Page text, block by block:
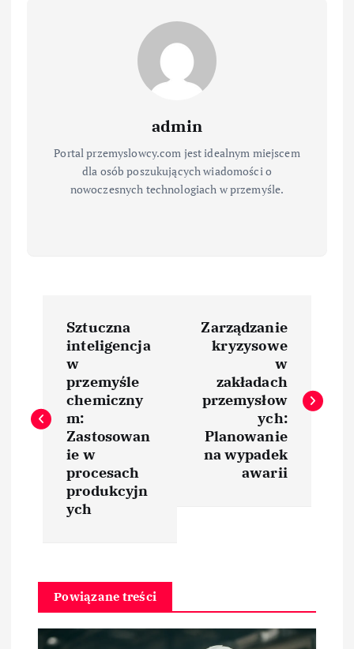
admin
Portal przemyslowcy.com jest idealnym miejscem
dla osób poszukujących wiadomości o
nowoczesnych technologiach w przemyśle.
i
a
Sztuczna
inteligencja
w
przemyśle
chemiczny
m:
Zastosowan
ie w
procesach
produkcyjn
ych
Zarządzanie
kryzysowe
w
zakładach
przemysłow
ych:
Planowanie
na wypadek
awarii
Powiązane treści